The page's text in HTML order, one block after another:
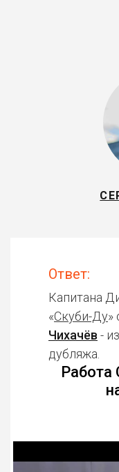
Ответ:
Капитана
«Скуби-Ду»
Чихачёв -
дубляжа.
Работа